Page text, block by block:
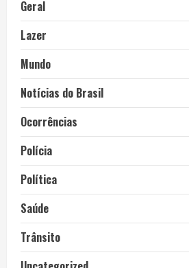
Geral
Lazer
Mundo
Notícias do Brasil
Ocorrências
Polícia
Política
Saúde
Trânsito